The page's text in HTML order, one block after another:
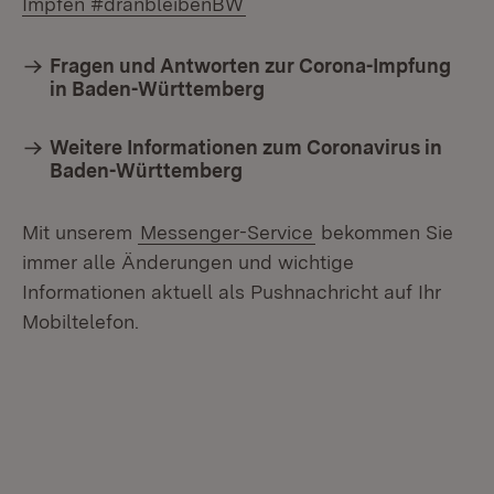
Fragen und Antworten zur Corona-Impfung
in Baden-Württemberg
Weitere Informationen zum Coronavirus in
Baden-Württemberg
Mit unserem Messenger-Service bekommen Sie
immer alle Änderungen und wichtige
Informationen aktuell als Pushnachricht auf Ihr
Mobiltelefon.